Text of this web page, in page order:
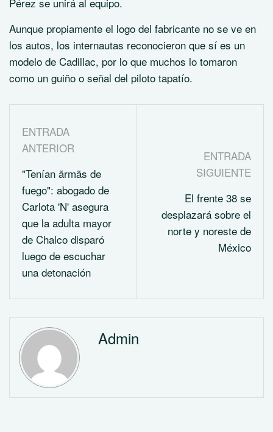
Aunque propiamente el logo del fabricante no se ve en
los autos, los internautas reconocieron que sí es un
modelo de Cadillac, por lo que muchos lo tomaron
como un guiño o señal del piloto tapatío.
ENTRADA
ANTERIOR
"Tenían ãrmãs de
fuego": abogado de
Carlota 'N' asegura
que la adulta mayor
de Chalco disparó
luego de escuchar
una detonación
ENTRADA
SIGUIENTE
El frente 38 se
desplazará sobre el
norte y noreste de
México
Admin